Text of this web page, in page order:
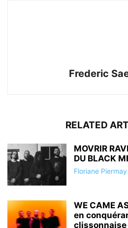
Frederic
RELATED
MOVRIR
DU BLACK
Floriane Piermay
WE CAME
en
clissonnaise